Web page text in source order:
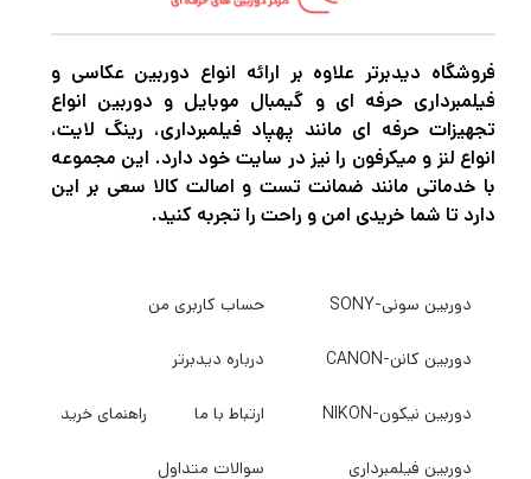
فروشگاه دیدبرتر علاوه بر ارائه انواع دوربین عکاسی و
فیلمبرداری حرفه ای و گیمبال موبایل و دوربین انواع
تجهیزات حرفه ای مانند پهپاد فیلمبرداری، رینگ لایت،
انواع لنز و میکرفون را نیز در سایت خود دارد. این مجموعه
با خدماتی مانند ضمانت تست و اصالت کالا سعی بر این
دارد تا شما خریدی امن و راحت را تجربه کنید.
دوربین سونی-SONY
دوربین کانن-CANON
دوربین نیکون-NIKON
دوربین فیلمبرداری
حساب کاربری من
درباره دیدبرتر
ارتباط با ما راهنمای خرید
سوالات متداول